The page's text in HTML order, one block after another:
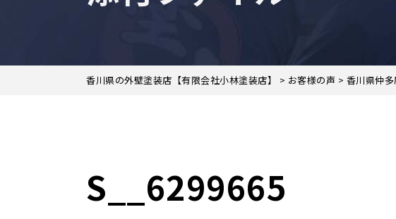
香川県の外壁塗装店【有限会社小林塗装店】 > お客様の声 > 香川県仲
S__6299665